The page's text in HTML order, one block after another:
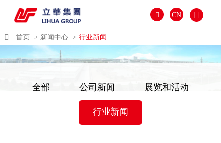
CN
首页 新闻中心 行业新闻
全部 公司新闻 展览和活动
行业新闻